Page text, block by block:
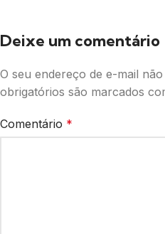
Deixe um comentário
O seu endereço de e-mail
obrigatórios são marcados
Comentário *